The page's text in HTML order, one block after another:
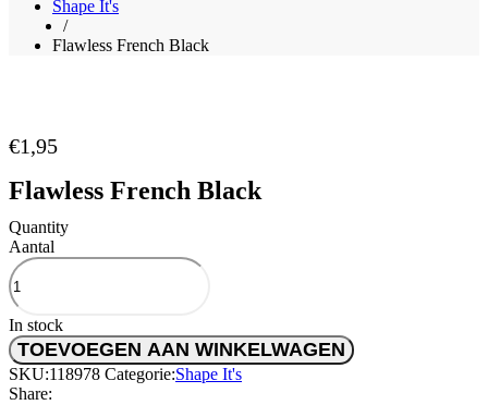
Shape It's
/
Flawless French Black
€1,95
Flawless French Black
Quantity
Aantal
In stock
TOEVOEGEN AAN WINKELWAGEN
SKU:118978 Categorie:Shape It's
Share: